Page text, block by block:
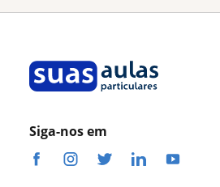
Siga-nos em